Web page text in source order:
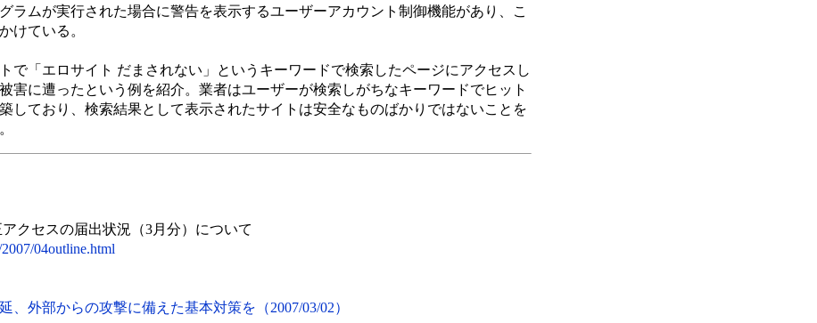
ラムが実行された場合に警告を表示するユーザーアカウント制御機能があり、こ
けている。
で「エロサイト だまされない」というキーワードで検索したページにアクセスし
害に遭ったという例を紹介。業者はユーザーが検索しがちなキーワードでヒット
しており、検索結果として表示されたサイトは安全なものばかりではないことを
クセスの届出状況（3月分）について
04outline.html
、外部からの攻撃に備えた基本対策を（2007/03/02）